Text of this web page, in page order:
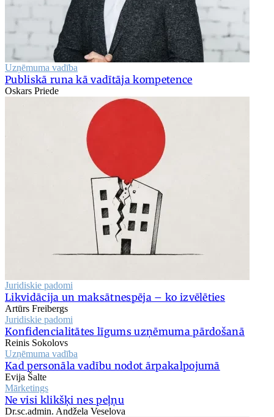
Uzņēmuma vadība
Publiskā runa kā vadītāja kompetence
Oskars Priede
Juridiskie padomi
Likvidācija un maksātnespēja – ko izvēlēties
Artūrs Freibergs
Juridiskie padomi
Konfidencialitātes līgums uzņēmuma pārdošanā
Reinis Sokolovs
Uzņēmuma vadība
Kad personāla vadību nodot ārpakalpojumā
Evija Šalte
Mārketings
Ne visi klikšķi nes peļņu
Dr.sc.admin. Andžela Veselova